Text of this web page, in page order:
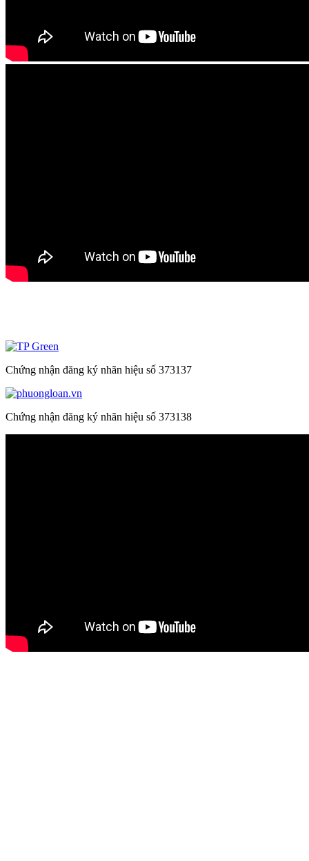
Chứng nhận đăng ký nhãn hiệu số 373137
Chứng nhận đăng ký nhãn hiệu số 373138